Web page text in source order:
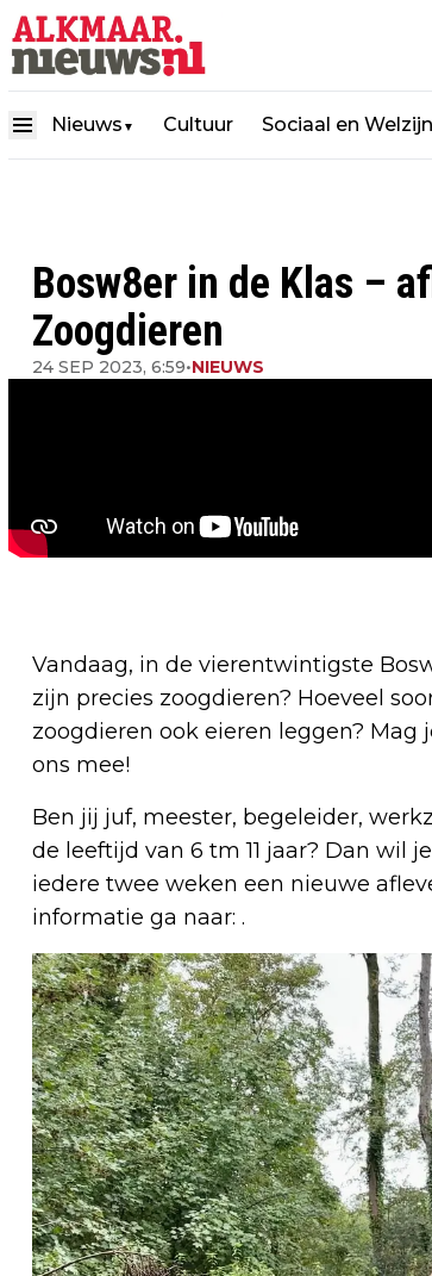
Nieuws ▼ Cultuur Sociaal en Welzijn
Bosw8er in de Klas –
Zoogdieren
24 SEP 2023, 6:59•NIEUWS
Vandaag, in de vierentwintigste
zijn precies zoogdieren? Hoeveel
zoogdieren ook eieren leggen?
ons mee!
Ben jij juf, meester, begeleider,
de leeftijd van 6 tm 11 jaar? Dan wil
iedere twee weken een nieuwe
informatie ga naar: .